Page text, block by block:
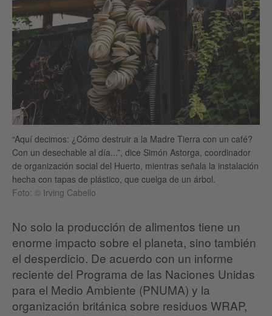
“Aquí decimos: ¿Cómo destruir a la Madre Tierra con un café?
Con un desechable al día...”, dice Simón Astorga, coordinador
de organización social del Huerto, mientras señala la instalación
hecha con tapas de plástico, que cuelga de un árbol.
Foto: © Irving Cabello
No solo la producción de alimentos tiene un
enorme impacto sobre el planeta, sino también
el desperdicio. De acuerdo con un informe
reciente del Programa de las Naciones Unidas
para el Medio Ambiente (PNUMA) y la
organización británica sobre residuos WRAP,